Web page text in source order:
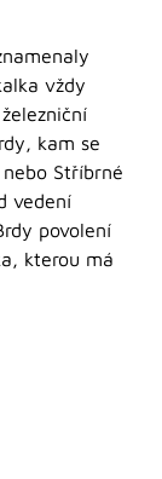
vždy
kam se
Stříbrné
vedení
povolení
kterou má